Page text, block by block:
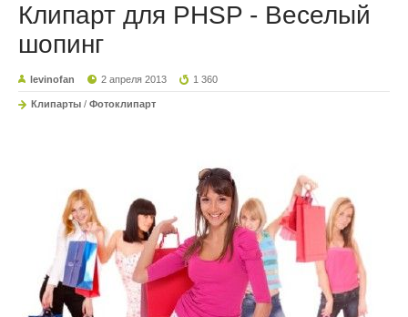
Клипарт для PHSP - Веселый
шопинг
levinofan 2 апреля 2013 1 360
Клипарты / Фотоклипарт